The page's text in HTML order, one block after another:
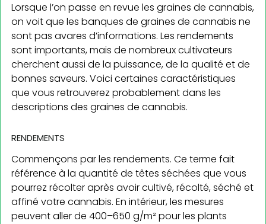
Lorsque l’on passe en revue les graines de cannabis,
on voit que les banques de graines de cannabis ne
sont pas avares d’informations. Les rendements
sont importants, mais de nombreux cultivateurs
cherchent aussi de la puissance, de la qualité et de
bonnes saveurs. Voici certaines caractéristiques
que vous retrouverez probablement dans les
descriptions des graines de cannabis.
RENDEMENTS
Commençons par les rendements. Ce terme fait
référence à la quantité de têtes séchées que vous
pourrez récolter après avoir cultivé, récolté, séché et
affiné votre cannabis. En intérieur, les mesures
peuvent aller de 400–650 g/m² pour les plants